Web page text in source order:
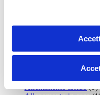
Allenamento aerobico
Allenamento Braccia
Allenamento Donne
Allenamento ibrido(9)